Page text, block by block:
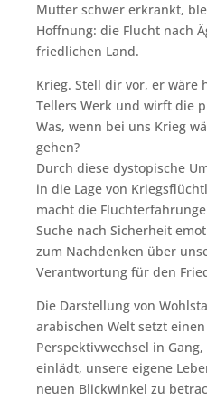
Mutter schwer erkrankt,
Hoffnung: die Flucht nach
friedlichen Land.
Krieg. Stell dir vor, er wäre
Tellers Werk und wirft die
Was, wenn bei uns Krieg
gehen?
Durch diese dystopische
in die Lage von
macht die
Suche nach Sicherheit
zum Nachdenken über
Verantwortung für den
Die Darstellung von
arabischen Welt setzt
Perspektivwechsel in
einlädt, unsere eigene
neuen Blickwinkel zu